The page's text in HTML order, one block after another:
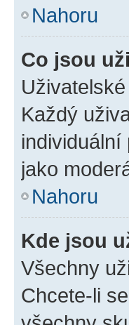
Nahoru
Co jsou
Každý
individuální
jako
Nahoru
Kde jsou
Všechny
Chcete-li